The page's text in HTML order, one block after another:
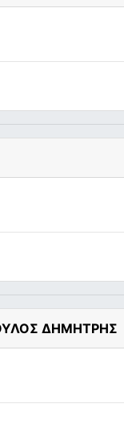
ΔΗΜΗΤΡΗΣ